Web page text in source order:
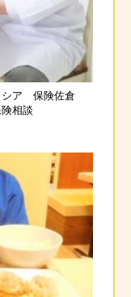
シア 保険佐倉
相談